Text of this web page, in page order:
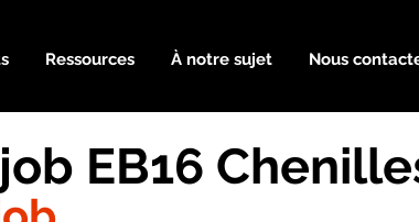
Ressources À notre sujet Nous
EB16